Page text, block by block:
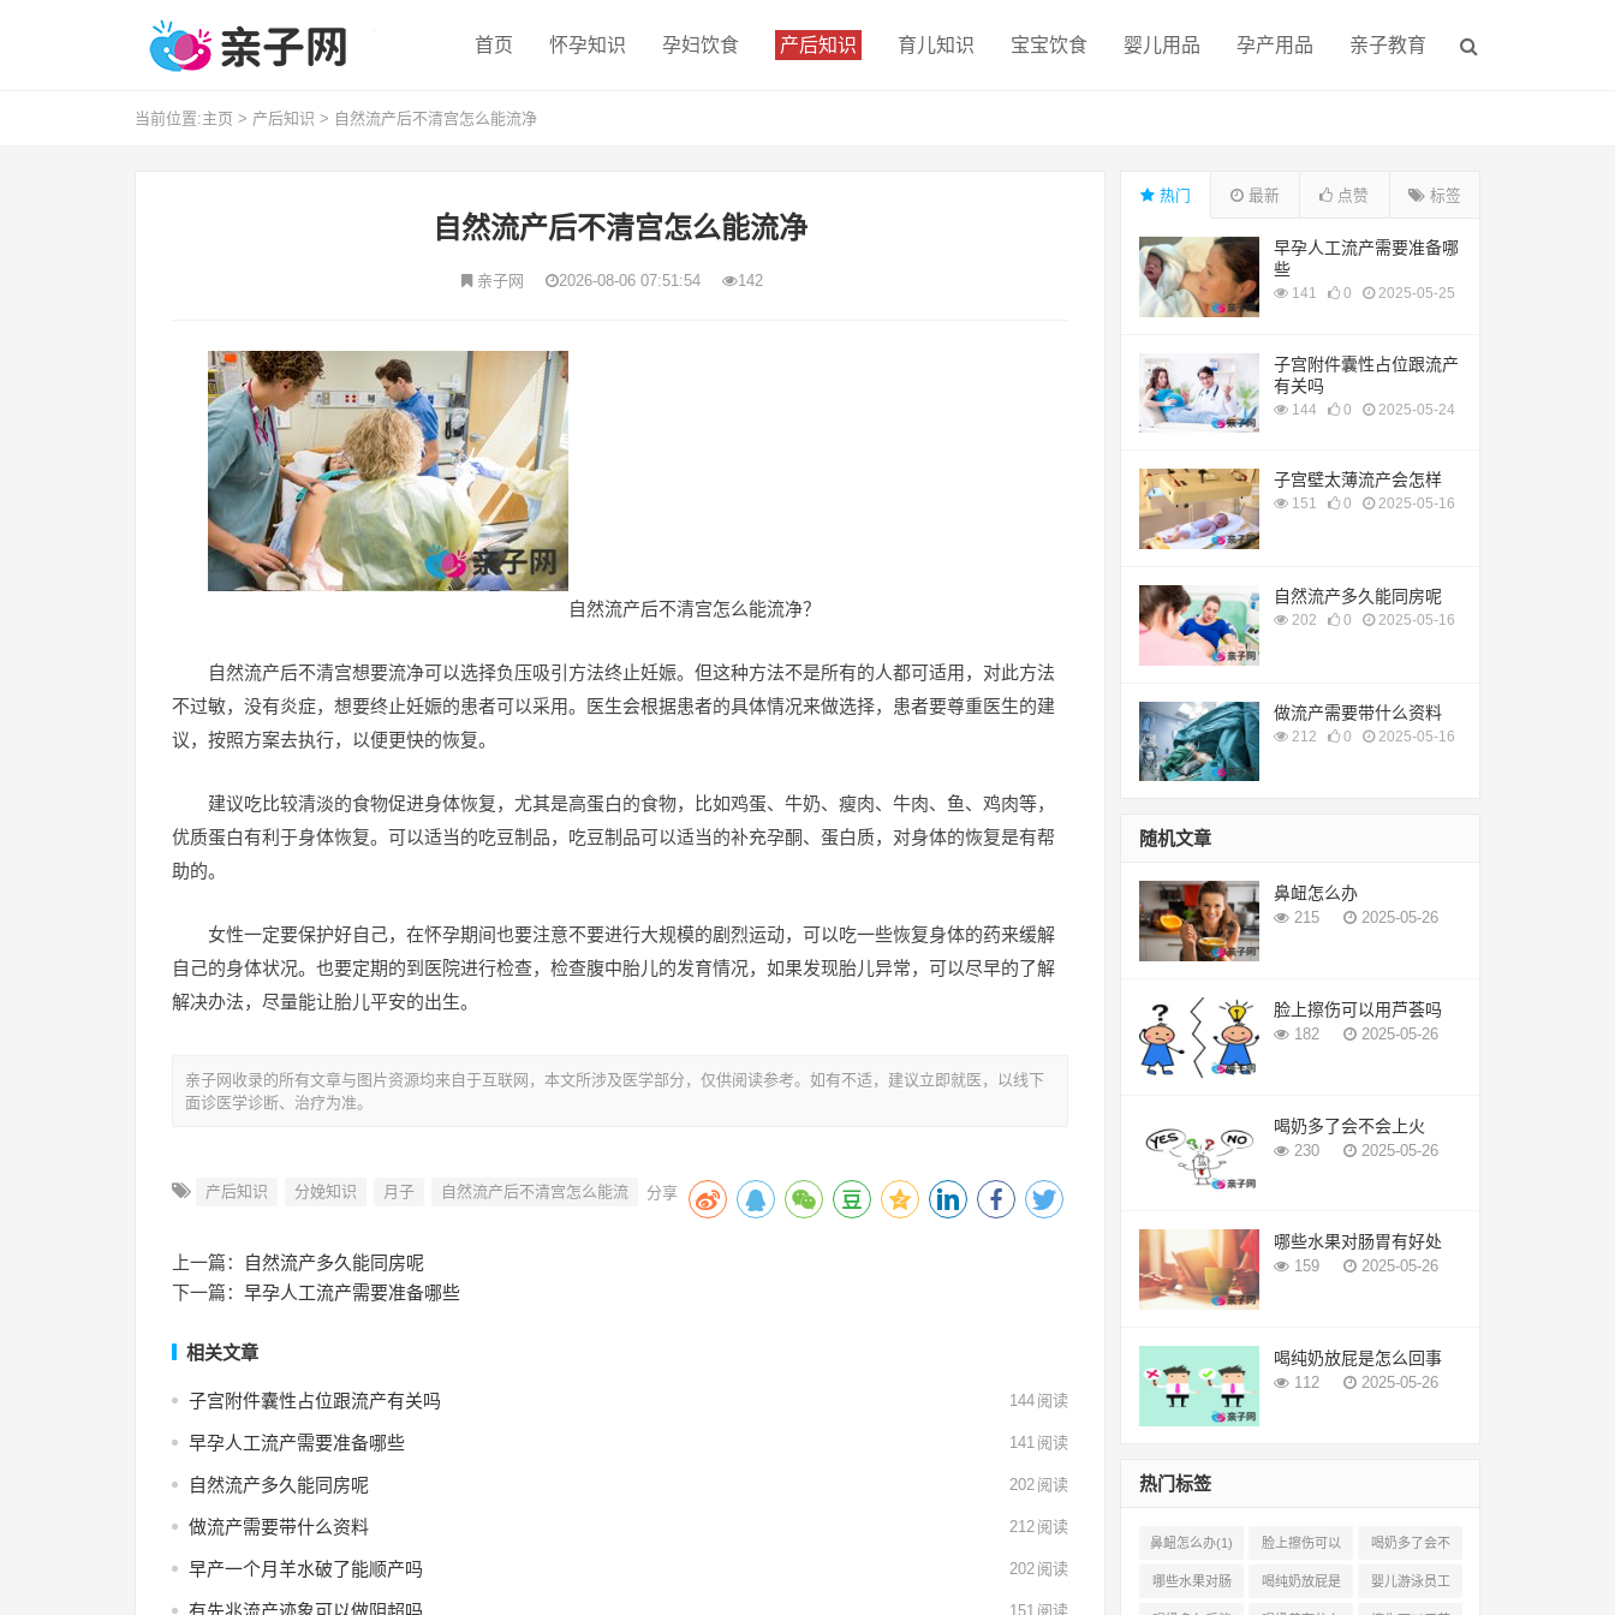
首页 怀孕知识 孕妇饮食 产后知识 育儿知识 宝宝饮食 婴儿用品 孕产用品 亲子教育
当前位置:主页 > 产后知识 > 自然流产后不清宫怎么能流净
自然流产后不清宫怎么能流净
亲子网 2026-08-06 07:51:54 142
自然流产后不清宫怎么能流净？
自然流产后不清宫想要流净可以选择负压吸引方法终止妊娠。但这种方法不是所有的人都可适用，对此方法
不过敏，没有炎症，想要终止妊娠的患者可以采用。医生会根据患者的具体情况来做选择，患者要尊重医生的建
议，按照方案去执行，以便更快的恢复。
建议吃比较清淡的食物促进身体恢复，尤其是高蛋白的食物，比如鸡蛋、牛奶、瘦肉、牛肉、鱼、鸡肉等，
优质蛋白有利于身体恢复。可以适当的吃豆制品，吃豆制品可以适当的补充孕酮、蛋白质，对身体的恢复是有帮
助的。
女性一定要保护好自己，在怀孕期间也要注意不要进行大规模的剧烈运动，可以吃一些恢复身体的药来缓解
自己的身体状况。也要定期的到医院进行检查，检查腹中胎儿的发育情况，如果发现胎儿异常，可以尽早的了解
解决办法，尽量能让胎儿平安的出生。
亲子网收录的所有文章与图片资源均来自于互联网，本文所涉及医学部分，仅供阅读参考。如有不适，建议立即就医，以线下
面诊医学诊断、治疗为准。
产后知识 分娩知识 月子 自然流产后不清宫怎么能流
上一篇：
自然流产多久能同房呢
下一篇： 早孕人工流产需要准备哪些
相关文章
子宫附件囊性占位跟流产有关吗 144 阅读
早孕人工流产需要准备哪些 141 阅读
自然流产多久能同房呢 202 阅读
做流产需要带什么资料 212 阅读
早产一个月羊水破了能顺产吗 202 阅读
有先兆流产迹象可以做阴超吗 151 阅读
热门 最新 点赞 标签
早孕人工流产需要准备哪
些
141 0 2025-05-25
子宫附件囊性占位跟流产
有关吗
144 0 2025-05-24
子宫壁太薄流产会怎样
151 0 2025-05-16
自然流产多久能同房呢
202 0 2025-05-16
做流产需要带什么资料
212 0 2025-05-16
随机文章
鼻衄怎么办
215 2025-05-26
脸上擦伤可以用芦荟吗
182 2025-05-26
喝奶多了会不会上火
230 2025-05-26
哪些水果对肠胃有好处
159 2025-05-26
喝纯奶放屁是怎么回事
112 2025-05-26
热门标签
鼻衄怎么办(1) 脸上擦伤可以
用芦荟吗(1)
喝奶多了会不
会上火(2)
哪些水果对肠 喝纯奶放屁是 婴儿游泳员工